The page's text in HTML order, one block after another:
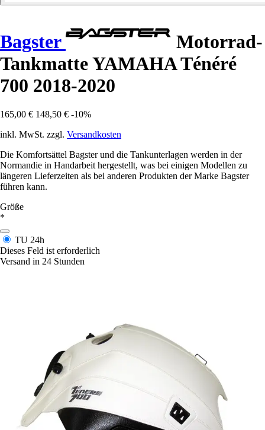
Bagster
Motorrad-
Tankmatte YAMAHA Ténéré
700 2018-2020
165,00 € 148,50 € -10%
inkl. MwSt. zzgl. Versandkosten
Die Komfortsättel Bagster und die Tankunterlagen werden in der
Normandie in Handarbeit hergestellt, was bei einigen Modellen zu
längeren Lieferzeiten als bei anderen Produkten der Marke Bagster
führen kann.
Größe
*
TU 24h
Dieses Feld ist erforderlich
Versand in 24 Stunden